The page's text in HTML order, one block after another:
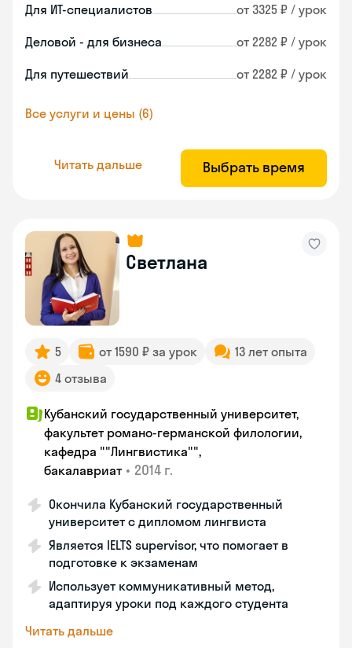
Для ИТ-специалистов от 3325 ₽ / урок
Деловой - для бизнеса от 2282 ₽ / урок
Для путешествий от 2282 ₽ / урок
Все услуги и цены (6)
Читать дальше Выбрать время
Светлана
5 от 1590 ₽ за урок
13 лет опыта
4 отзыва
Кубанский государственный университет,
факультет романо-германской филологии,
кафедра ""Лингвистика"",
бакалавриат • 2014 г.
Окончила Кубанский государственный
университет с дипломом лингвиста
Является IELTS supervisor, что помогает в
подготовке к экзаменам
Использует коммуникативный метод,
адаптируя уроки под каждого студента
Читать дальше